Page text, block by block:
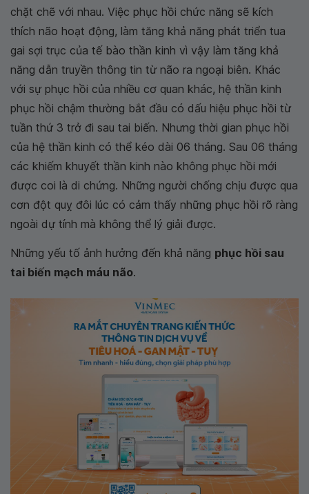
chặt chẽ với nhau. Việc phục hồi chức năng sẽ kích
thích não hoạt động, làm tăng khả năng phát triển tua
gai sợi trục của tế bào thần kinh vì vậy làm tăng khả
năng dẫn truyền thông tin từ não ra ngoại biên. Khác
với sự phục hồi của nhiều cơ quan khác, hệ thần kinh
phục hồi chậm thường bắt đầu có dấu hiệu phục hồi từ
tuần thứ 3 trở đi sau tai biến. Nhưng thời gian phục hồi
của hệ thần kinh có thể kéo dài 06 tháng. Sau 06 tháng
các khiếm khuyết thần kinh nào không phục hồi mới
được coi là di chứng. Những người chống chịu được qua
cơn đột quỵ đôi lúc có cảm thấy những phục hồi rõ ràng
ngoài dự tính mà không thể lý giải được.
Những yếu tố ảnh hưởng đến khả năng phục hồi sau
tai biến mạch máu não.